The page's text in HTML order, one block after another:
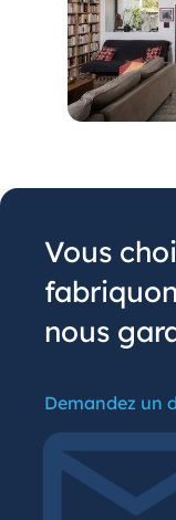
Demandez un
Vous
nous